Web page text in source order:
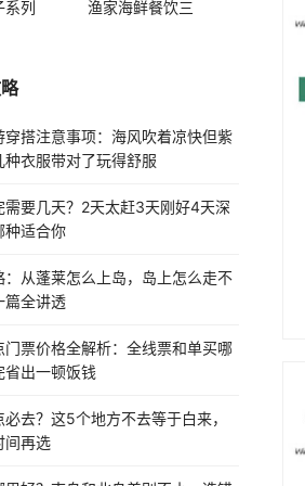
系列 渔家海鲜餐饮三
穿搭注意事项：海风吹着凉快但紫
种衣服带对了玩得舒服
需要几天？2天太赶3天刚好4天深
种适合你
：从蓬莱怎么上岛，岛上怎么走不
篇全讲透
门票价格全解析：全线票和单买哪
省出一顿饭钱
去？这5个地方不去等于白来，
间再选